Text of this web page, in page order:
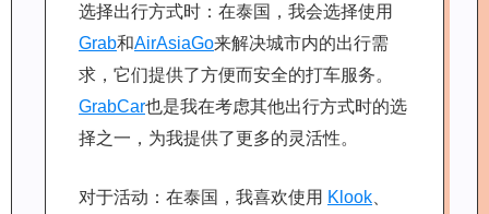
选择出行方式时：在泰国，我会选择使用
Grab和AirAsiaGo来解决城市内的出行需
求，它们提供了方便而安全的打车服务。
GrabCar也是我在考虑其他出行方式时的选
择之一，为我提供了更多的灵活性。
对于活动：在泰国，我喜欢使用 Klook